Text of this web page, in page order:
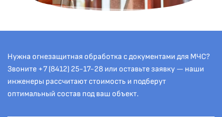
Нужна огнезащитная обработка с документами для МЧС?
Звоните +7 (8412) 25-17-28 или оставьте заявку — наши
инженеры рассчитают стоимость и подберут
оптимальный состав под ваш объект.